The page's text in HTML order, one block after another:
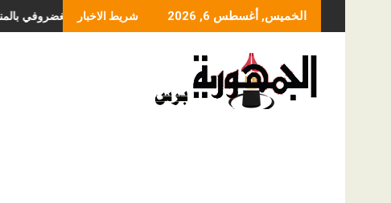
to
الخميس, أغسطس 6, 2026 شريط الاخبار
ما الذي يحدد سعر عملية